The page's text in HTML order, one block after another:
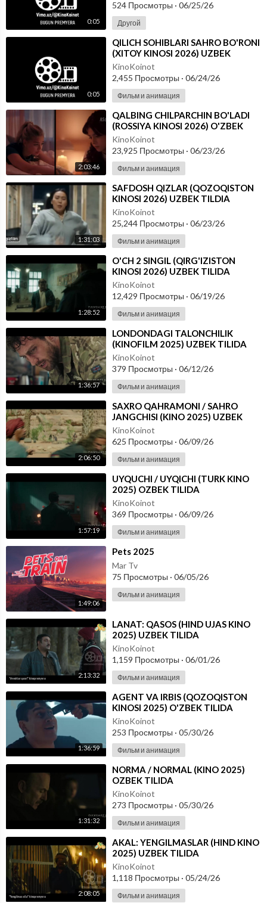
0:05
524 Просмотры · 06/25/26
Другой
0:05
⁣QILICH SOHIBLARI SAHRO BO'RONI
(XITOY KINOSI 2026) UZBEK
TILIDA
KinoKoinot
2,455 Просмотры · 06/24/26
Фильм и анимация
2:03:46
⁣QALBING CHILPARCHIN BO'LADI
(ROSSIYA KINOSI 2026) O'ZBEK
TILIDA
KinoKoinot
23,925 Просмотры · 06/23/26
Фильм и анимация
1:31:03
⁣SAFDOSH QIZLAR (QOZOQISTON
KINOSI 2026) UZBEK TILDIA
KinoKoinot
25,244 Просмотры · 06/23/26
Фильм и анимация
1:28:52
⁣O'CH 2 SINGIL (QIRG'IZISTON
KINOSI 2026) UZBEK TILIDA
KinoKoinot
12,429 Просмотры · 06/19/26
Фильм и анимация
1:36:57
⁣LONDONDAGI TALONCHILIK
(KINOFILM 2025) UZBEK TILIDA
KinoKoinot
379 Просмотры · 06/12/26
Фильм и анимация
2:06:50
⁣SAXRO QAHRAMONI / SAHRO
JANGCHISI (KINO 2025) UZBEK
TILIDA
KinoKoinot
625 Просмотры · 06/09/26
Фильм и анимация
1:57:19
⁣UYQUCHI / UYQICHI (TURK KINO
2025) OZBEK TILIDA
KinoKoinot
369 Просмотры · 06/09/26
Фильм и анимация
1:49:06
⁣Pets 2025
Mar Tv
75 Просмотры · 06/05/26
Фильм и анимация
2:13:32
⁣LANAT: QASOS (HIND UJAS KINO
2025) UZBEK TILIDA
KinoKoinot
1,159 Просмотры · 06/01/26
Фильм и анимация
1:36:59
⁣AGENT VA IRBIS (QOZOQISTON
KINOSI 2025) O'ZBEK TILIDA
KinoKoinot
253 Просмотры · 05/30/26
Фильм и анимация
1:31:32
⁣NORMA / NORMAL (KINO 2025)
OZBEK TILIDA
KinoKoinot
273 Просмотры · 05/30/26
Фильм и анимация
2:08:05
⁣AKAL: YENGILMASLAR (HIND KINO
2025) UZBEK TILIDA
KinoKoinot
1,118 Просмотры · 05/24/26
Фильм и анимация